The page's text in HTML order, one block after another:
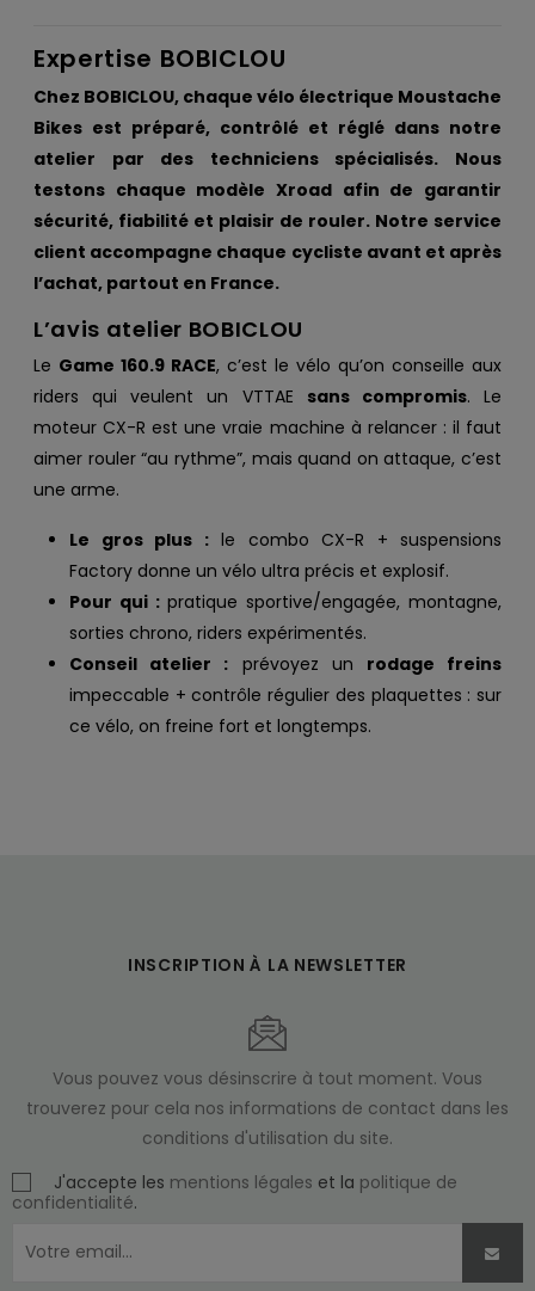
Expertise BOBICLOU
Chez BOBICLOU, chaque vélo électrique Moustache
Bikes est préparé, contrôlé et réglé dans notre
atelier par des techniciens spécialisés. Nous
testons chaque modèle Xroad afin de garantir
sécurité, fiabilité et plaisir de rouler. Notre service
client accompagne chaque cycliste avant et après
l’achat, partout en France.
L’avis atelier BOBICLOU
Le Game 160.9 RACE, c’est le vélo qu’on conseille aux
riders qui veulent un VTTAE sans compromis. Le
moteur CX-R est une vraie machine à relancer : il faut
aimer rouler “au rythme”, mais quand on attaque, c’est
une arme.
Le gros plus :le combo CX-R + suspensions
Factory donne un vélo ultra précis et explosif.
Pour qui :pratique sportive/engagée, montagne,
sorties chrono, riders expérimentés.
Conseil atelier : prévoyez un rodage freins
impeccable + contrôle régulier des plaquettes : sur
ce vélo, on freine fort et longtemps.
INSCRIPTION À LA NEWSLETTER
Vous pouvez vous désinscrire à tout moment. Vous
trouverez pour cela nos informations de contact dans les
conditions d'utilisation du site.
J'accepte les mentions légales et la politique de
confidentialité.